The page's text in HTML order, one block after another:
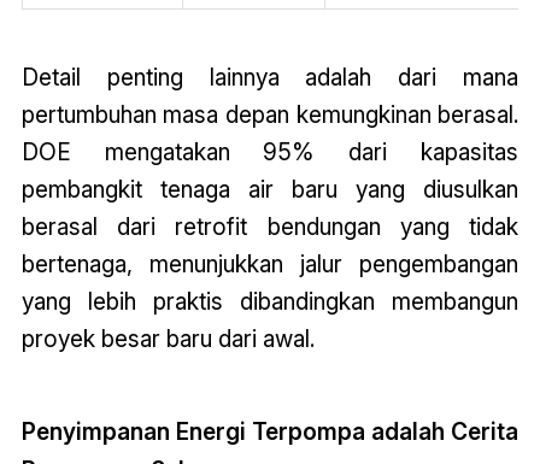
Detail penting lainnya adalah dari mana
pertumbuhan masa depan kemungkinan berasal.
DOE mengatakan 95% dari kapasitas
pembangkit tenaga air baru yang diusulkan
berasal dari retrofit bendungan yang tidak
bertenaga, menunjukkan jalur pengembangan
yang lebih praktis dibandingkan membangun
proyek besar baru dari awal.
Penyimpanan Energi Terpompa adalah Cerita